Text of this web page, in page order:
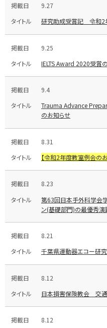
9.27
研究助成受賞記 令和2
9.25
IELTS Award 2020受賞
9.4
Trauma Advance
のお知らせ
8.31
【令和2年度教室例会の
8.23
第63回日本手外科学会
ン(基礎部門)の最優秀
8.21
千葉県運動器エコー研
8.12
日本損害保険教会 交
8.12